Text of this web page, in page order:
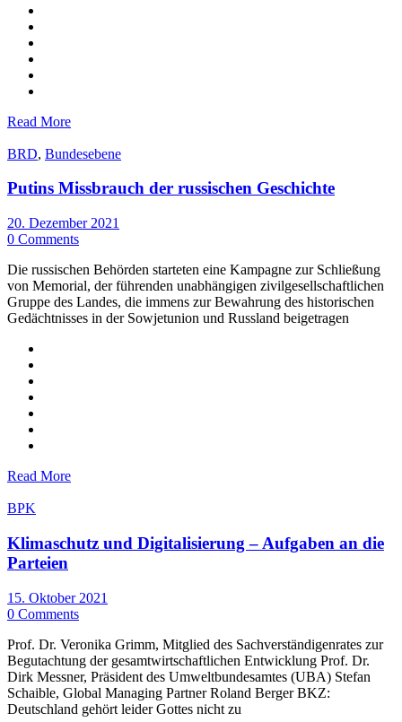
Read More
BRD, Bundesebene
Putins Missbrauch der russischen Geschichte
20. Dezember 2021
0 Comments
Die russischen Behörden starteten eine Kampagne zur Schließung
von Memorial, der führenden unabhängigen zivilgesellschaftlichen
Gruppe des Landes, die immens zur Bewahrung des historischen
Gedächtnisses in der Sowjetunion und Russland beigetragen
Read More
BPK
Klimaschutz und Digitalisierung – Aufgaben an die
Parteien
15. Oktober 2021
0 Comments
Prof. Dr. Veronika Grimm, Mitglied des Sachverständigenrates zur
Begutachtung der gesamtwirtschaftlichen Entwicklung Prof. Dr.
Dirk Messner, Präsident des Umweltbundesamtes (UBA) Stefan
Schaible, Global Managing Partner Roland Berger BKZ:
Deutschland gehört leider Gottes nicht zu